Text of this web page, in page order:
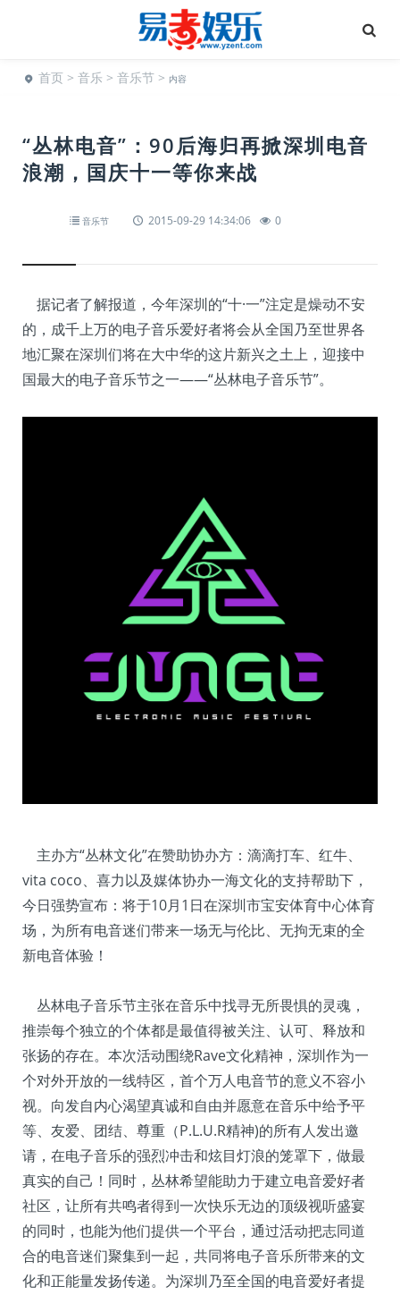
首页 > 音乐 > 音乐节 > 内容
“丛林电音”：90后海归再掀深圳电音
浪潮，国庆十一等你来战
音乐节 2015-09-29 14:34:06 0
据记者了解报道，今年深圳的“十·一”注定是燥动不安
的，成千上万的电子音乐爱好者将会从全国乃至世界各
地汇聚在深圳们将在大中华的这片新兴之土上，迎接中
国最大的电子音乐节之一——“丛林电子音乐节”。
主办方“丛林文化”在赞助协办方：滴滴打车、红牛、
vita coco、喜力以及媒体协办一海文化的支持帮助下，
今日强势宣布：将于10月1日在深圳市宝安体育中心体育
场，为所有电音迷们带来一场无与伦比、无拘无束的全
新电音体验！
丛林电子音乐节主张在音乐中找寻无所畏惧的灵魂，
推崇每个独立的个体都是最值得被关注、认可、释放和
张扬的存在。本次活动围绕Rave文化精神，深圳作为一
个对外开放的一线特区，首个万人电音节的意义不容小
视。向发自内心渴望真诚和自由并愿意在音乐中给予平
等、友爱、团结、尊重（P.L.U.R精神)的所有人发出邀
请，在电子音乐的强烈冲击和炫目灯浪的笼罩下，做最
真实的自己！同时，丛林希望能助力于建立电音爱好者
社区，让所有共鸣者得到一次快乐无边的顶级视听盛宴
的同时，也能为他们提供一个平台，通过活动把志同道
合的电音迷们聚集到一起，共同将电子音乐所带来的文
化和正能量发扬传递。为深圳乃至全国的电音爱好者提